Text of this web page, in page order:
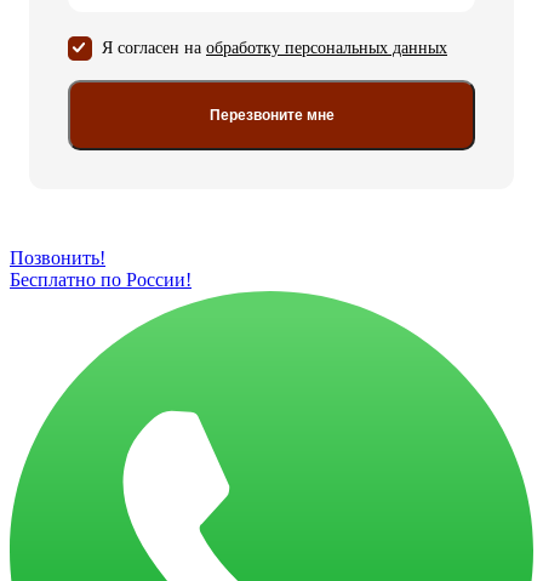
Я согласен на обработку персональных данных
Перезвоните мне
Позвонить!
Бесплатно по России!